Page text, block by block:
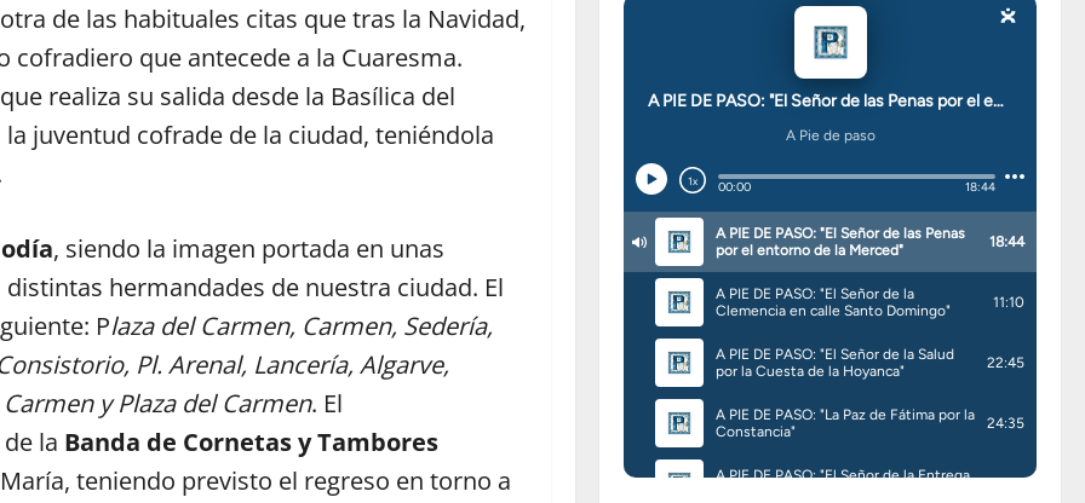
de las habituales citas que tras la Navidad,
cofradiero que antecede a la Cuaresma.
realiza su salida desde la Basílica del
juventud cofrade de la ciudad, teniéndola
, siendo la imagen portada en unas
hermandades de nuestra ciudad. El
Plaza del Carmen, Carmen, Sedería,
Pl. Arenal, Lancería, Algarve,
y Plaza del Carmen. El
la Banda de Cornetas y Tambores
teniendo previsto el regreso en torno a